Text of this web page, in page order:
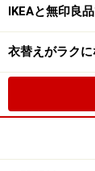
IKEAと無印良
衣替えがラク